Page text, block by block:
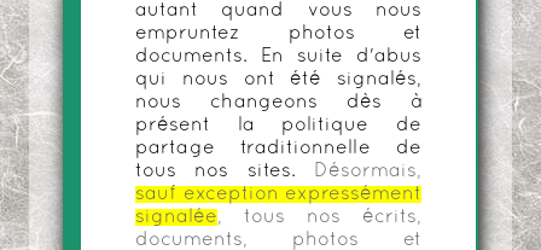
autant quand vous nous
empruntez photos et
documents. En suite d'abus
qui nous ont été signalés,
nous changeons dès à
présent la politique de
partage traditionnelle de
tous nos sites.
Désormais,
sauf exception expressément
signalée, tous nos écrits,
documents, photos et